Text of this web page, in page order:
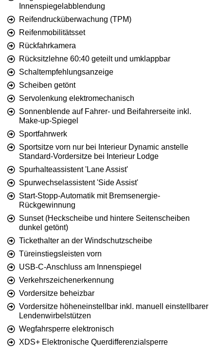
Innenspiegelabblendung
Reifendrucküberwachung (TPM)
Reifenmobilitätsset
Rückfahrkamera
Rücksitzlehne 60:40 geteilt und umklappbar
Schaltempfehlungsanzeige
Scheiben getönt
Servolenkung elektromechanisch
Sonnenblende auf Fahrer- und Beifahrerseite inkl.
Make-up-Spiegel
Sportfahrwerk
Sportsitze vorn nur bei Interieur Dynamic anstelle
Standard-Vordersitze bei Interieur Lodge
Spurhalteassistent 'Lane Assist'
Spurwechselassistent 'Side Assist'
Start-Stopp-Automatik mit Bremsenergie-
Rückgewinnung
Sunset (Heckscheibe und hintere Seitenscheiben
dunkel getönt)
Tickethalter an der Windschutzscheibe
Türeinstiegsleisten vorn
USB-C-Anschluss am Innenspiegel
Verkehrszeichenerkennung
Vordersitze beheizbar
Vordersitze höheneinstellbar inkl. manuell einstellbarer
Lendenwirbelstützen
Wegfahrsperre elektronisch
XDS+ Elektronische Querdifferenzialsperre